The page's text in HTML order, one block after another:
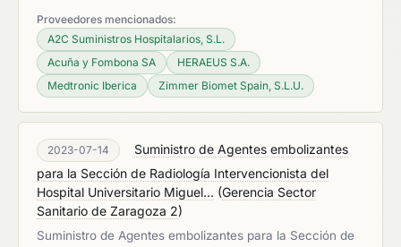
Proveedores mencionados:
A2C Suministros Hospitalarios, S.L.
Acuña y Fombona SA
HERAEUS S.A.
Medtronic Iberica
Zimmer Biomet Spain, S.L.U.
2023-07-14
Suministro de Agentes embolizantes
para la Sección de Radiología Intervencionista del
Hospital Universitario Miguel... (Gerencia Sector
Sanitario de Zaragoza 2)
Suministro de Agentes embolizantes para la Sección de